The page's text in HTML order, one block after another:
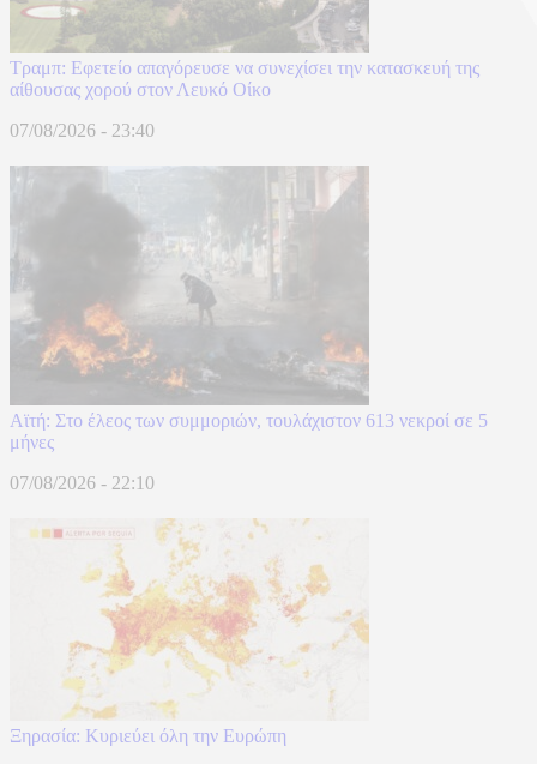
Τραμπ: Εφετείο απαγόρευσε να συνεχίσει την κατασκευή της
αίθουσας χορού στον Λευκό Οίκο
07/08/2026 - 23:40
Αϊτή: Στο έλεος των συμμοριών, τουλάχιστον 613 νεκροί σε 5
μήνες
07/08/2026 - 22:10
Ξηρασία: Κυριεύει όλη την Ευρώπη